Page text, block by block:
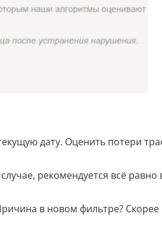
Анализ диаграммы
Идеи для рисования
Определить болезнь растения
Распознать рукописный текст
Определить объект на фото
дату. Оценить потери
рекомендуется всё равно
в новом фильтре? Скорее